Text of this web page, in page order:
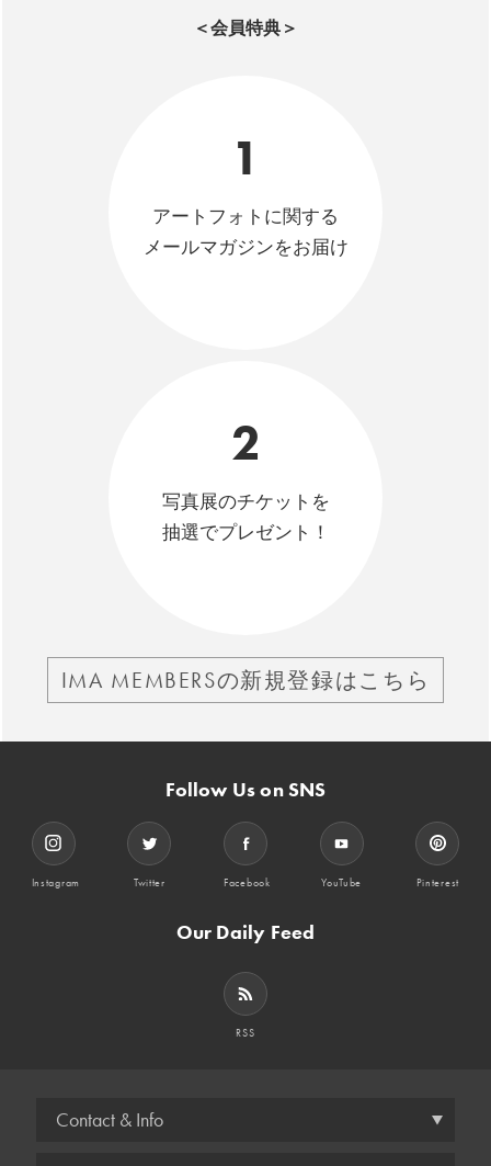
＜会員特典＞
1
アートフォトに関する
メールマガジンをお届け
2
写真展のチケットを
抽選でプレゼント！
IMA MEMBERSの新規登録はこちら
Follow Us on SNS
Instagram Twitter Facebook YouTube Pinterest
Our Daily Feed
RSS
Contact & Info